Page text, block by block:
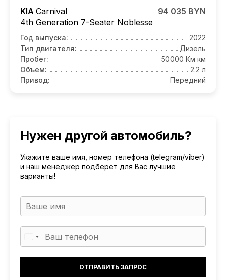
KIA Carnival
4th Generation 7-Seater Noblesse
94 035 BYN
Год выпуска:
2022
Тип двигателя:
Дизель
Пробег:
50000 Км км
Объем:
2.2 л
Привод:
Передний
Нужен другой автомобиль?
Укажите ваше имя, номер телефона (telegram/viber)
и наш менеджер подберет для Вас лучшие
варианты!